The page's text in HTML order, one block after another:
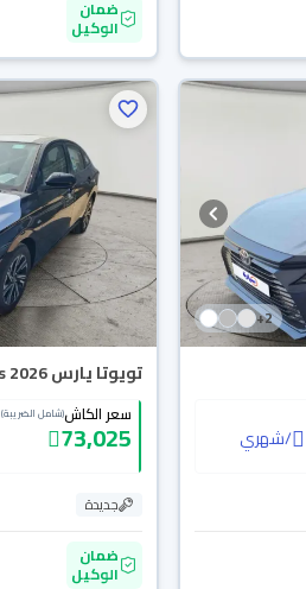
ضمان
الوكيل
2
+
/شهري
تويوتا يارس Y Plus 2026
سعر الكاش(شامل الضريبة)
73,025
جديدة
ضمان
الوكيل